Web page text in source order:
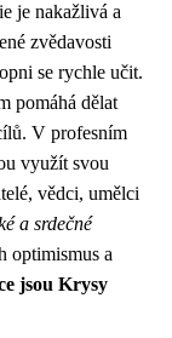
je nakažlivá a
zvědavosti
se rychle učit.
pomáhá dělat
V profesním
využít svou
vědci, umělci
a srdečné
optimismus a
jsou Krysy